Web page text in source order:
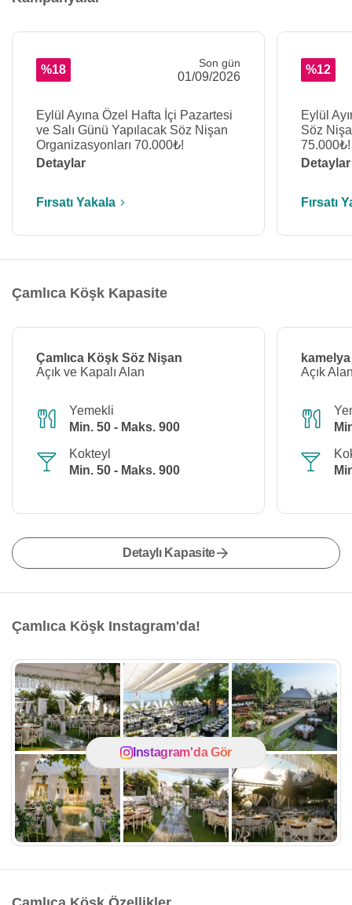
%18 Son gün
01/09/2026
Eylül Ayına Özel Hafta İçi Pazartesi
ve Salı Günü Yapılacak Söz Nişan
Organizasyonları 70.000₺!
Detaylar
Fırsatı Yakala
%12
Eylül
Söz
75.000₺!
Detaylar
Fırsatı
Çamlıca Köşk Kapasite
Çamlıca Köşk Söz Nişan
Açık ve Kapalı Alan
Yemekli
Min. 50 - Maks. 900
Kokteyl
Min. 50 - Maks. 900
kamelya
Açık
Detaylı Kapasite
Çamlıca Köşk Instagram'da!
Instagram'da Gör